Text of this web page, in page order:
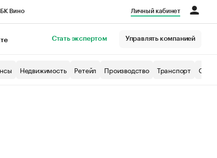
Вино Личный кабинет
Стать экспертом Управлять компанией
Недвижимость Ретейл Производство Транспорт